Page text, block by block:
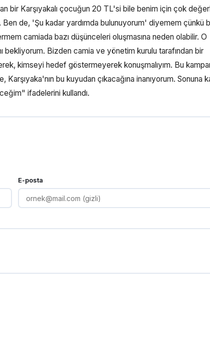
bir Karşıyakalı çocuğun 20 TL'si bile benim için çok
de, 'Şu kadar yardımda bulunuyorum' diyemem çünkü
camiada bazı düşünceleri oluşmasına neden olabilir. O
bekliyorum. Bizden camia ve yönetim kurulu tarafından bir
kimseyi hedef göstermeyerek konuşmalıyım. Bu
bu kuyudan çıkacağına inanıyorum. Sonuna
ifadelerini kullandı.
E-posta